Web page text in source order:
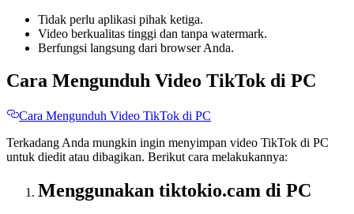
Tidak perlu aplikasi pihak ketiga.
Video berkualitas tinggi dan tanpa watermark.
Berfungsi langsung dari browser Anda.
Cara Mengunduh Video TikTok di PC
Cara Mengunduh Video TikTok di PC
Terkadang Anda mungkin ingin menyimpan video TikTok di PC
untuk diedit atau dibagikan. Berikut cara melakukannya:
Menggunakan tiktokio.cam di PC